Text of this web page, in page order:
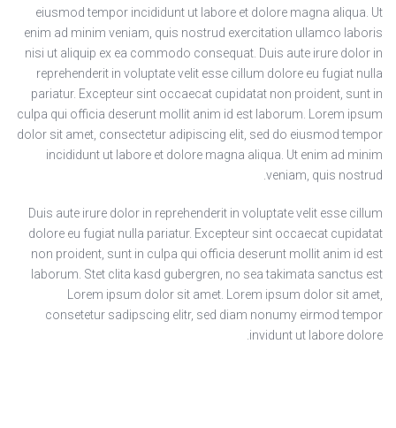
eiusmod tempor incididunt ut labore et dolore magna aliqua. Ut
enim ad minim veniam, quis nostrud exercitation ullamco laboris
nisi ut aliquip ex ea commodo consequat. Duis aute irure dolor in
reprehenderit in voluptate velit esse cillum dolore eu fugiat nulla
pariatur. Excepteur sint occaecat cupidatat non proident, sunt in
culpa qui officia deserunt mollit anim id est laborum. Lorem ipsum
dolor sit amet, consectetur adipiscing elit, sed do eiusmod tempor
incididunt ut labore et dolore magna aliqua. Ut enim ad minim
veniam, quis nostrud.
Duis aute irure dolor in reprehenderit in voluptate velit esse cillum
dolore eu fugiat nulla pariatur. Excepteur sint occaecat cupidatat
non proident, sunt in culpa qui officia deserunt mollit anim id est
laborum. Stet clita kasd gubergren, no sea takimata sanctus est
Lorem ipsum dolor sit amet. Lorem ipsum dolor sit amet,
consetetur sadipscing elitr, sed diam nonumy eirmod tempor
invidunt ut labore dolore.